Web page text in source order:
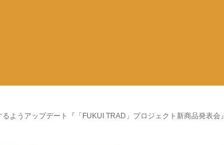
ようアップデート『「FUKUI TRAD」プロジェクト新商品発表会』